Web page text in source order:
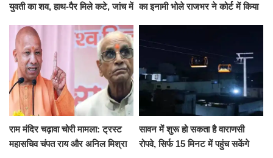
युवती का शव, हाथ-पैर मिले कटे, जांच में का इनामी भोले राजभर ने कोर्ट में किया
राम मंदिर चढ़ावा चोरी मामला: ट्रस्ट
महासचिव चंपत राय और अनिल मिश्रा
सावन में शुरू हो सकता है वाराणसी
रोपवे, सिर्फ 15 मिनट में पहुंच सकेंगे